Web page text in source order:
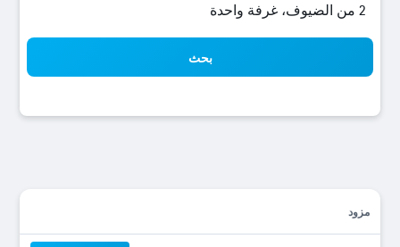
2 من الضيوف، غرفة واحدة
بحث
مزود